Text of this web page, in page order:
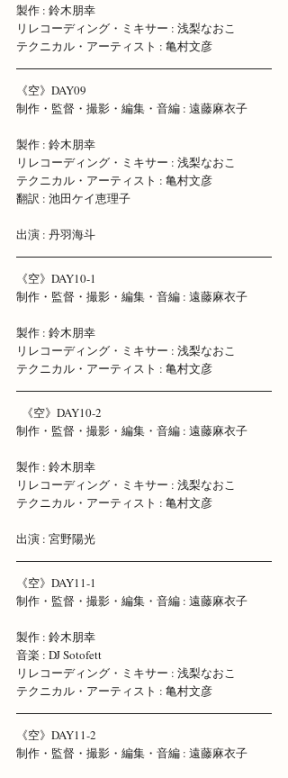
製作 : 鈴木朋幸
リレコーディング・ミキサー : 浅梨なおこ
テクニカル・アーティスト : 亀村文彦
《空》DAY09
制作・監督・撮影・編集・音編 : 遠藤麻衣子
製作 : 鈴木朋幸
リレコーディング・ミキサー : 浅梨なおこ
テクニカル・アーティスト : 亀村文彦
翻訳 : 池田ケイ恵理子
出演 : 丹羽海斗
《空》DAY10-1
制作・監督・撮影・編集・音編 : 遠藤麻衣子
製作 : 鈴木朋幸
リレコーディング・ミキサー : 浅梨なおこ
テクニカル・アーティスト : 亀村文彦
  《空》DAY10-2
制作・監督・撮影・編集・音編 : 遠藤麻衣子
製作 : 鈴木朋幸
リレコーディング・ミキサー : 浅梨なおこ
テクニカル・アーティスト : 亀村文彦
出演 : 宮野陽光
《空》DAY11-1
制作・監督・撮影・編集・音編 : 遠藤麻衣子
製作 : 鈴木朋幸
音楽 : DJ Sotofett
リレコーディング・ミキサー : 浅梨なおこ
テクニカル・アーティスト : 亀村文彦
《空》DAY11-2
制作・監督・撮影・編集・音編 : 遠藤麻衣子